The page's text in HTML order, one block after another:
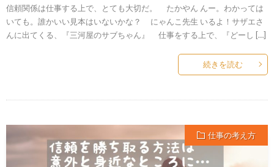
信頼関係は仕事する上で、とても大切だ。 たかやん んー。わかっては
いても。誰かいい見本はいないかな？ にゃんこ先生 いるよ！サザエさ
んに出てくる、『三河屋のサブちゃん』 仕事をする上で、『どーし […]
続きを読む
仕事の考え方